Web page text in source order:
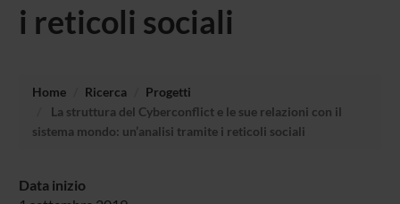
i reticoli sociali
Home Ricerca
Progetti
La struttura del Cyberconflict e le sue relazioni con il
sistema mondo: un’analisi tramite i reticoli sociali
Data inizio